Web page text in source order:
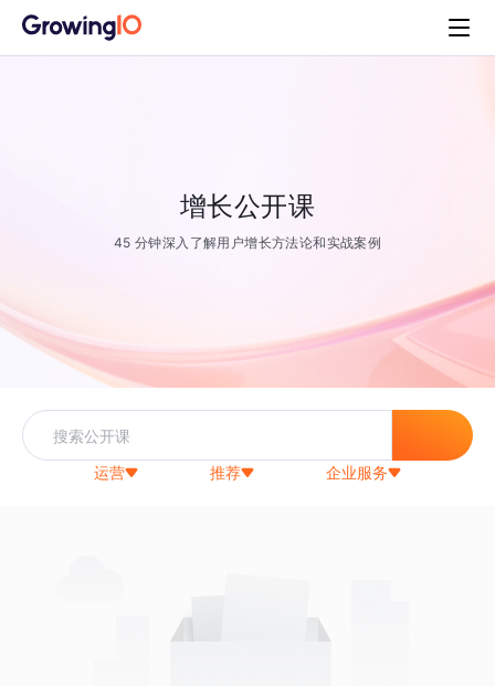
增长公开课
45 分钟深入了解用户增长方法论和实战案例
运营 推荐 企业服务